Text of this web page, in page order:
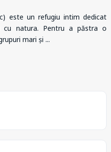
este un refugiu intim dedicat
cu natura. Pentru a păstra o
mari și ...